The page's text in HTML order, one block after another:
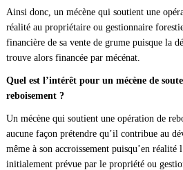
Ainsi donc, un mécène qui soutient une
réalité au propriétaire ou gestionnaire
financière de sa vente de grume puisque la
trouve alors financée par mécénat.
Quel est l’intérêt pour un mécène de
reboisement ?
Un mécène qui soutient une opération de
aucune façon prétendre qu’il contribue au
même à son accroissement puisqu’en réalité
initialement prévue par le propriété ou